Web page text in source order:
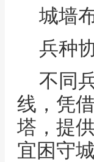
城墙
兵种
不同
线，凭
塔，提
宜困守